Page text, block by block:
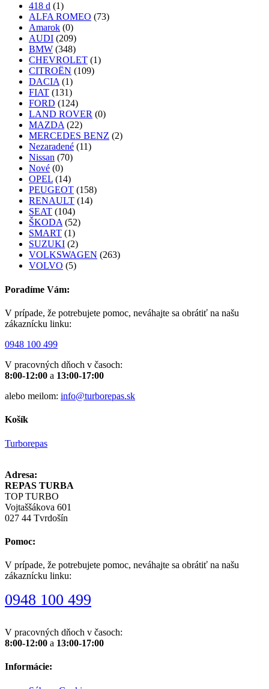
418 d (1)
ALFA ROMEO (73)
Amarok (0)
AUDI (209)
BMW (348)
CHEVROLET (1)
CITROËN (109)
DACIA (1)
FIAT (131)
FORD (124)
LAND ROVER (0)
MAZDA (22)
MERCEDES BENZ (2)
Nezaradené (11)
Nissan (70)
Nové (0)
OPEL (14)
PEUGEOT (158)
RENAULT (14)
SEAT (104)
ŠKODA (52)
SMART (1)
SUZUKI (2)
VOLKSWAGEN (263)
VOLVO (5)
Poradíme Vám:
V prípade, že potrebujete pomoc, neváhajte sa obrátiť na našu
zákaznícku linku:
0948 100 499
V pracovných dňoch v časoch:
8:00-12:00 a 13:00-17:00
alebo meilom: info@turborepas.sk
Košík
Turborepas
Adresa:
REPAS TURBA
TOP TURBO
Vojtaššákova 601
027 44 Tvrdošín
Pomoc:
V prípade, že potrebujete pomoc, neváhajte sa obrátiť na našu
zákaznícku linku:
0948 100 499
V pracovných dňoch v časoch:
8:00-12:00 a 13:00-17:00
Informácie: